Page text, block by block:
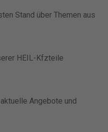
Stand über Themen aus
HEIL-Kfzteile
Angebote und